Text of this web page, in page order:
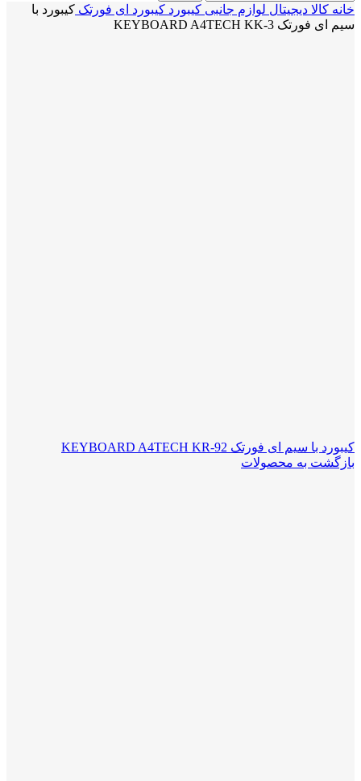
خانه کالا دیجیتال لوازم جانبی کیبورد کیبورد ای فورتک کیبورد با
سیم ای فورتک KEYBOARD A4TECH KK-3
کیبورد با سیم ای فورتک KEYBOARD A4TECH KR-92
بازگشت به محصولات